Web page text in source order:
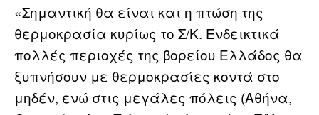
«Σημαντική θα είναι και η πτώση της
θερμοκρασία κυρίως το Σ/Κ. Ενδεικτικά
πολλές περιοχές της βορείου Ελλάδος θα
ξυπνήσουν με θερμοκρασίες κοντά στο
μηδέν, ενώ στις μεγάλες πόλεις (Αθήνα,